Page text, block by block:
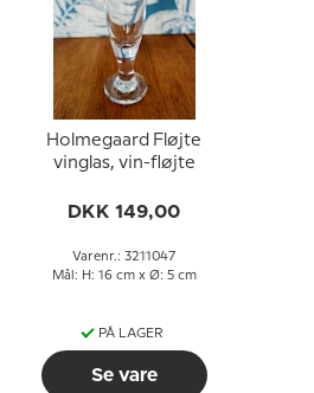
Holmegaard Fløjte
vinglas, vin-fløjte
DKK 149,00
Varenr.: 3211047
Mål: H: 16 cm x Ø: 5 cm
PÅ LAGER
Se vare